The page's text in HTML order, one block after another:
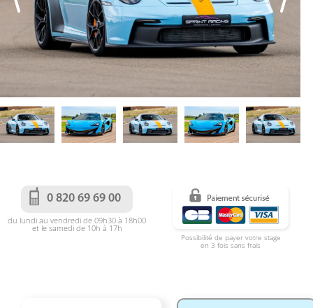
0 820 69 69 00
du lundi au vendredi de 09h30 à 18h00
et le samedi de 10h à 17h
Possibilité de payer votre stage
en 3 fois sans frais